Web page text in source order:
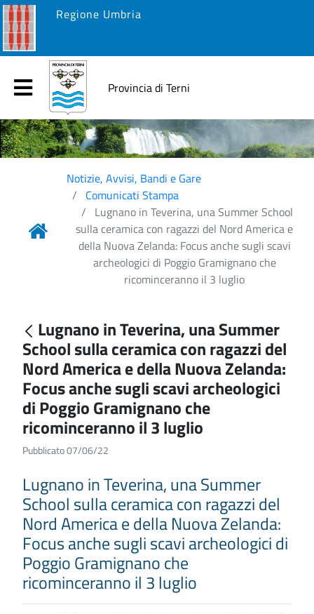
Regione Umbria
Provincia di Terni
Notizie, Avvisi, Bandi e Gare
Comunicati Stampa
Lugnano in Teverina, una Summer School
sulla ceramica con ragazzi del Nord America e
della Nuova Zelanda: Focus anche sugli scavi
archeologici di Poggio Gramignano che
ricominceranno il 3 luglio
Lugnano in Teverina, una Summer
School sulla ceramica con ragazzi del
Nord America e della Nuova Zelanda:
Focus anche sugli scavi archeologici
di Poggio Gramignano che
ricominceranno il 3 luglio
Pubblicato 07/06/22
Lugnano in Teverina, una Summer
School sulla ceramica con ragazzi del
Nord America e della Nuova Zelanda:
Focus anche sugli scavi archeologici di
Poggio Gramignano che
ricominceranno il 3 luglio